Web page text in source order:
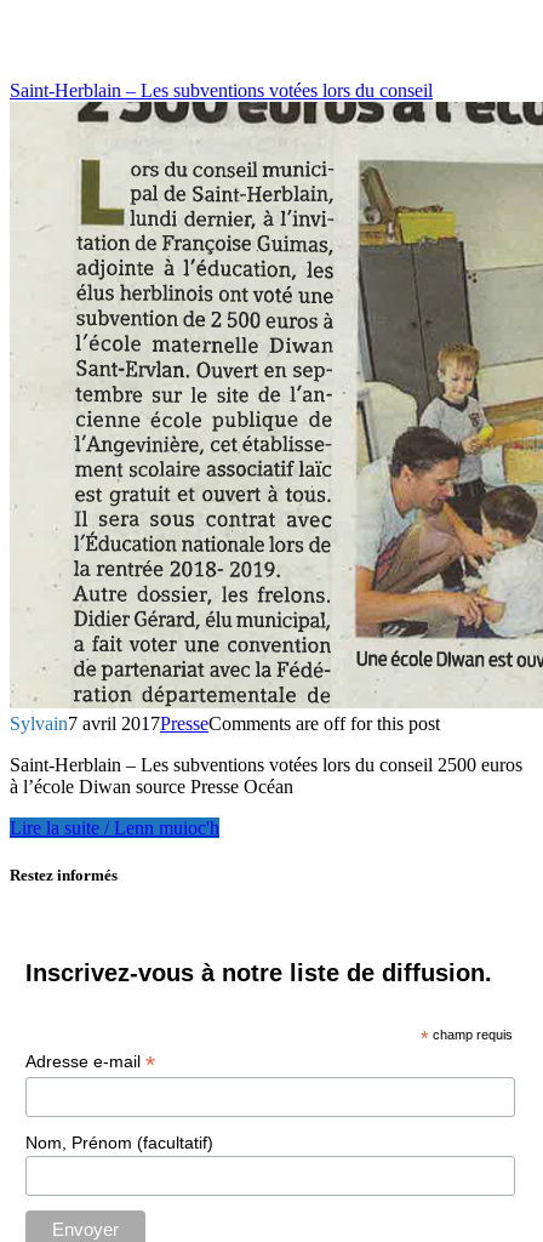
Saint-Herblain – Les subventions votées lors du conseil
Sylvain7 avril 2017PresseComments are off for this post
Saint-Herblain – Les subventions votées lors du conseil 2500 euros
à l’école Diwan source Presse Océan
Lire la suite / Lenn muioc'h
Restez informés
Inscrivez-vous à notre liste de diffusion.
* champ requis
Adresse e-mail *
Nom, Prénom (facultatif)